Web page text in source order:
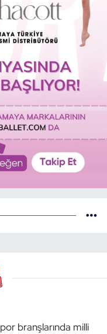
branşlarında milli